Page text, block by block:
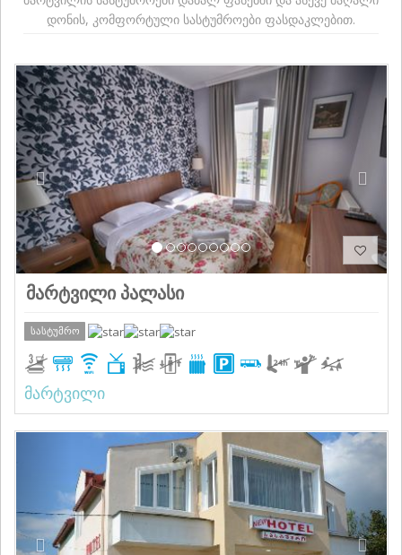
დონის, კომფორტული სასტუმროები ფასდაკლებით.
Previous Next
მარტვილი პალასი
სასტუმრო
მარტვილი
Previous Next